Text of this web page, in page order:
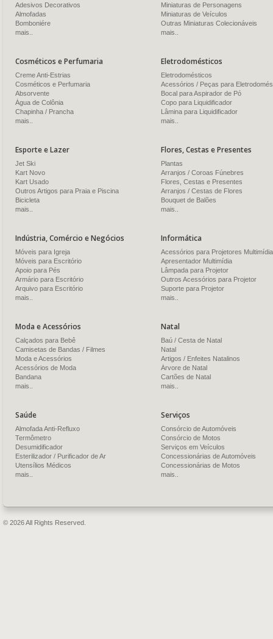
Adesivos Decorativos
Almofadas
Bomboniére
mais..
Miniaturas de Personagens
Miniaturas de Veículos
Outras Miniaturas Colecionáveis
mais..
Cosméticos e Perfumaria
Creme Anti-Estrias
Cosméticos e Perfumaria
Absorvente
Água de Colônia
Chapinha / Prancha
mais..
Eletrodomésticos
Eletrodomésticos
Acessórios / Peças para
Bocal para Aspirador de Pó
Copo para Liquidificador
Lâmina para Liquidificador
mais..
Esporte e Lazer
Jet Ski
Kart Novo
Kart Usado
Outros Artigos para Praia e Piscina
Bicicleta
mais..
Flores, Cestas e Presentes
Plantas
Arranjos / Coroas Fúnebres
Flores, Cestas e Presentes
Arranjos / Cestas de Flores
Bouquet de Balões
mais..
Indústria, Comércio e Negócios
Móveis para Igreja
Móveis para Escritório
Apoio para Pés
Armário para Escritório
Arquivo para Escritório
mais..
Informática
Acessórios para Projetores Multimídia
Apresentador Multimídia
Lâmpada para Projetor
Outros Acessórios para Projetor
Suporte para Projetor
mais..
Moda e Acessórios
Calçados para Bebê
Camisetas de Bandas / Filmes
Moda e Acessórios
Acessórios de Moda
Bandana
mais..
Natal
Baú / Cesta de Natal
Natal
Artigos / Enfeites Natalinos
Árvore de Natal
Cartões de Natal
mais..
Saúde
Almofada Anti-Refluxo
Termômetro
Desumidificador
Esterilizador / Purificador de Ar
Utensílios Médicos
mais..
Serviços
Consórcio de Automóveis
Consórcio de Motos
Serviços em Veículos
Concessionárias de Automóveis
Concessionárias de Motos
mais..
© 2026 All Rights Reserved.